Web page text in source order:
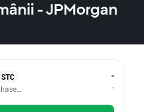
- JPMorgan
STC
& Co
-
-